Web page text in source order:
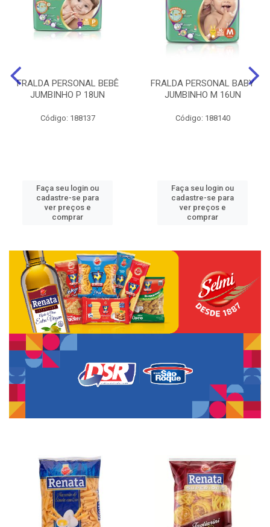
FRALDA PERSONAL BEBÊ
JUMBINHO P 18UN
Código: 188137
Faça seu login ou
cadastre-se para
ver preços e
comprar
FRALDA PERSONAL BABY
JUMBINHO M 16UN
Código: 188140
Faça seu login ou
cadastre-se para
ver preços e
comprar